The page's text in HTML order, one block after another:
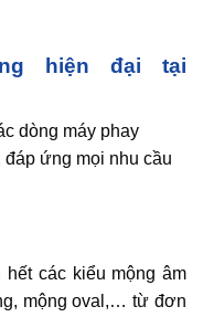
hiện đại tại
dòng máy phay
ứng mọi nhu cầu
các kiểu mộng âm
mộng oval,… từ đơn